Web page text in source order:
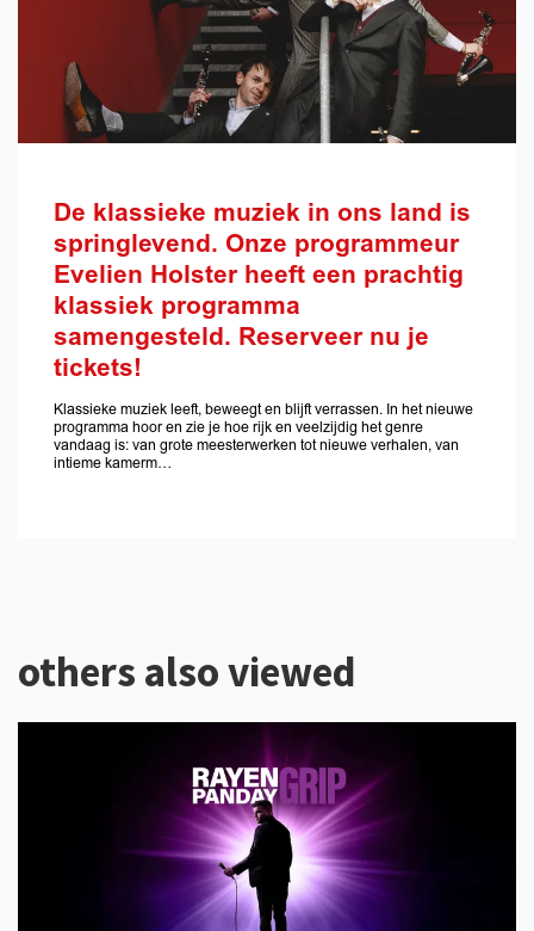
De klassieke muziek in ons land is
springlevend. Onze programmeur
Evelien Holster heeft een prachtig
klassiek programma
samengesteld. Reserveer nu je
tickets!
Klassieke muziek leeft, beweegt en blijft verrassen. In het nieuwe
programma hoor en zie je hoe rijk en veelzijdig het genre
vandaag is: van grote meesterwerken tot nieuwe verhalen, van
intieme kamerm…
others also viewed